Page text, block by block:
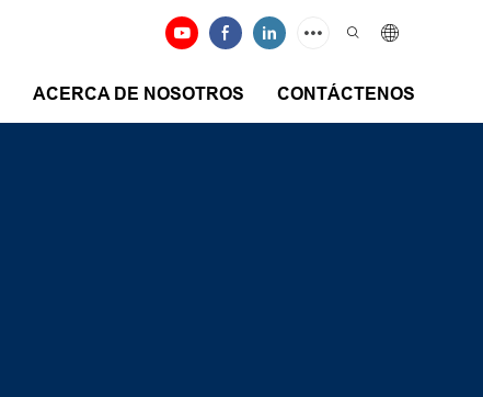
ACERCA DE NOSOTROS CONTÁCTENOS